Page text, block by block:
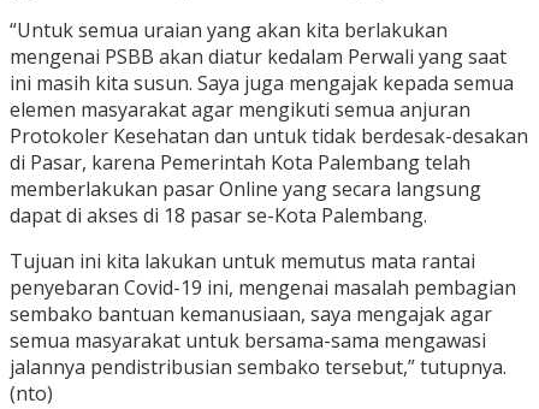
“Untuk semua uraian yang akan kita berlakukan
mengenai PSBB akan diatur kedalam Perwali yang saat
ini masih kita susun. Saya juga mengajak kepada semua
elemen masyarakat agar mengikuti semua anjuran
Protokoler Kesehatan dan untuk tidak berdesak-desakan
di Pasar, karena Pemerintah Kota Palembang telah
memberlakukan pasar Online yang secara langsung
dapat di akses di 18 pasar se-Kota Palembang.
Tujuan ini kita lakukan untuk memutus mata rantai
penyebaran Covid-19 ini, mengenai masalah pembagian
sembako bantuan kemanusiaan, saya mengajak agar
semua masyarakat untuk bersama-sama mengawasi
jalannya pendistribusian sembako tersebut,” tutupnya.
(nto)